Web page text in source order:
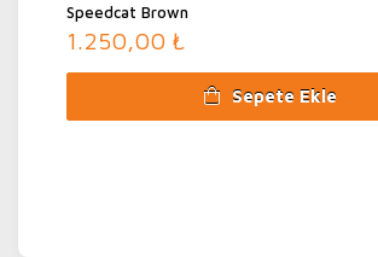
Speedcat Brown
1.250,00 ₺
Sepete Ekle